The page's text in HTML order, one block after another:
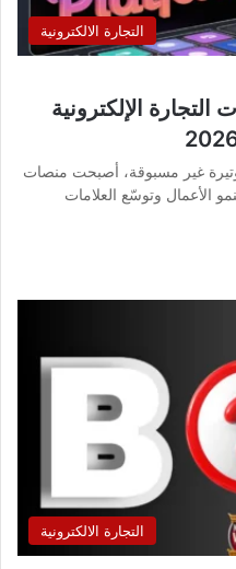
التجارة الالكترونية
10 منصات التجارة الإلكترونية
غير مسبوقة، أصبحت منصات
الأعمال وتوسّع العلامات
التجارة الالكترونية